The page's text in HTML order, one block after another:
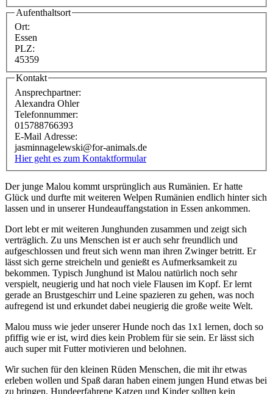
Aufenthaltsort
Ort:
Essen
PLZ:
45359
Kontakt
Ansprechpartner:
Alexandra Ohler
Telefonnummer:
015788766393
E-Mail Adresse:
jasminnagelewski@for-animals.de
Hier geht es zum Kontaktformular
Der junge Malou kommt ursprünglich aus Rumänien. Er hatte
Glück und durfte mit weiteren Welpen Rumänien endlich hinter sich
lassen und in unserer Hundeauffangstation in Essen ankommen.
Dort lebt er mit weiteren Junghunden zusammen und zeigt sich
verträglich. Zu uns Menschen ist er auch sehr freundlich und
aufgeschlossen und freut sich wenn man ihren Zwinger betritt. Er
lässt sich gerne streicheln und genießt es Aufmerksamkeit zu
bekommen. Typisch Junghund ist Malou natürlich noch sehr
verspielt, neugierig und hat noch viele Flausen im Kopf. Er lernt
gerade an Brustgeschirr und Leine spazieren zu gehen, was noch
aufregend ist und erkundet dabei neugierig die große weite Welt.
Malou muss wie jeder unserer Hunde noch das 1x1 lernen, doch so
pfiffig wie er ist, wird dies kein Problem für sie sein. Er lässt sich
auch super mit Futter motivieren und belohnen.
Wir suchen für den kleinen Rüden Menschen, die mit ihr etwas
erleben wollen und Spaß daran haben einem jungen Hund etwas bei
zu bringen. Hundeerfahrene Katzen und Kinder sollten kein